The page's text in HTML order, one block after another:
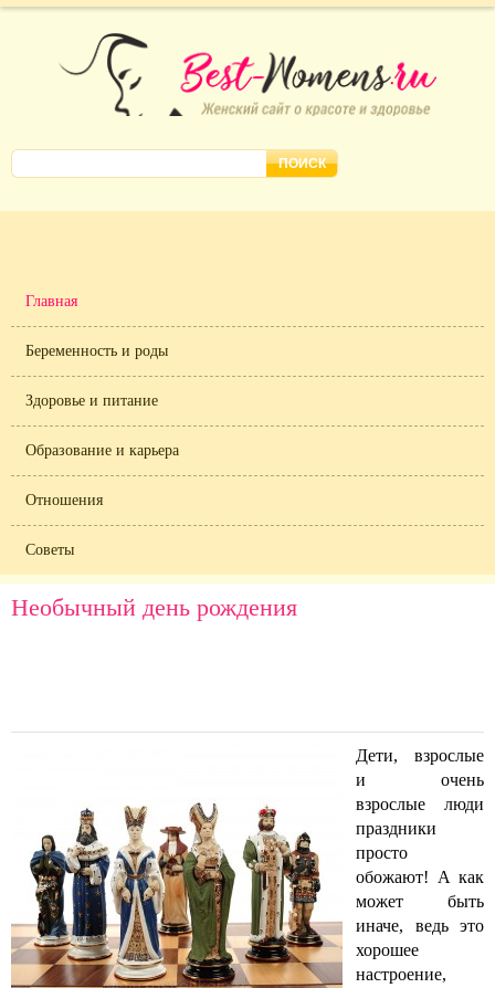
Главная
Беременность и роды
Здоровье и питание
Образование и карьера
Отношения
Советы
Необычный день рождения
Дети, взрослые
и очень
взрослые люди
праздники
просто
обожают! А как
может быть
иначе, ведь это
хорошее
настроение,